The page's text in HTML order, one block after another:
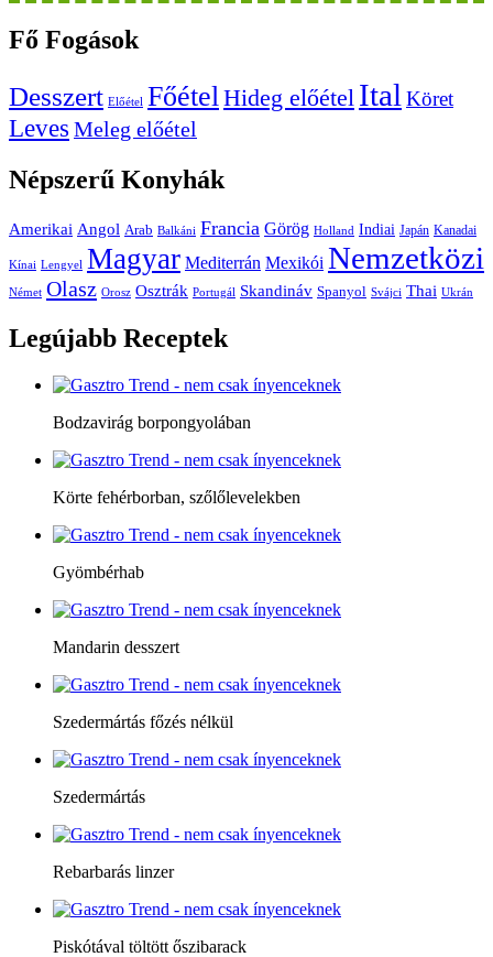
Fő Fogások
Desszert Előétel FőételHideg előétel Ital Köret
Leves Meleg előétel
Népszerű Konyhák
Amerikai Angol Arab Balkáni Francia Görög Holland Indiai Japán Kanadai
Kínai Lengyel Magyar Mediterrán Mexikói Nemzetközi
Német Olasz Orosz Osztrák Portugál Skandináv Spanyol Svájci Thai Ukrán
Legújabb Receptek
Bodzavirág borpongyolában
Körte fehérborban, szőlőlevelekben
Gyömbérhab
Mandarin desszert
Szedermártás főzés nélkül
Szedermártás
Rebarbarás linzer
Piskótával töltött őszibarack